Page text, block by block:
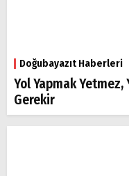
Doğubayazıt Haberleri
Yol Yapmak
Gerekir